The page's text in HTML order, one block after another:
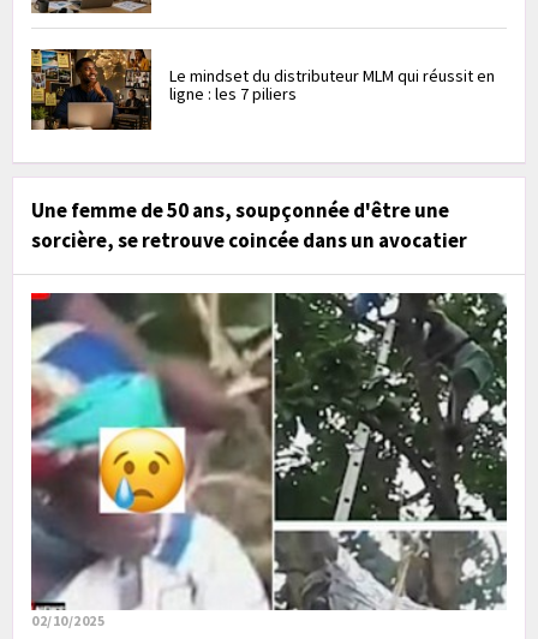
Le mindset du distributeur MLM qui réussit en
ligne : les 7 piliers
Une femme de 50 ans, soupçonnée d'être une
sorcière, se retrouve coincée dans un avocatier
02/10/2025